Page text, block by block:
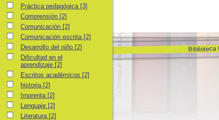
Biblioteca
Práctica pedagógica
Práctica pedagógica [3]
Comprensión
Comprensión [2]
Comunicación
Comunicación [2]
Comunicación escrita
Comunicación escrita [2]
Desarrollo del niño
Desarrollo del niño [2]
Dificultad en el aprendizaje
Dificultad en el
aprendizaje [2]
Escritos académicos
Escritos académicos [2]
historiahistoria [2]
ImprentaImprenta [2]
LenguajeLenguaje [2]
LiteraturaLiteratura [2]